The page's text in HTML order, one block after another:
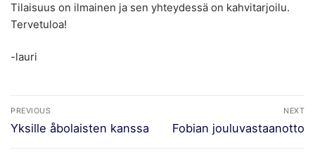
Tilaisuus on ilmainen ja sen yhteydessä on kahvitarjoilu.
Tervetuloa!
-lauri
Artikkelien
selaus
PREVIOUS
Previous
Yksille åbolaisten kanssa
NEXT
Next
Fobian jouluvastaanotto